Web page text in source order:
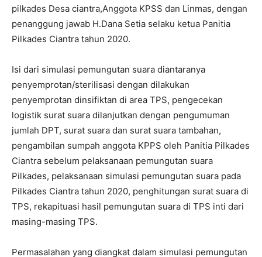
pilkades Desa ciantra,Anggota KPSS dan Linmas, dengan
penanggung jawab H.Dana Setia selaku ketua Panitia
Pilkades Ciantra tahun 2020.
Isi dari simulasi pemungutan suara diantaranya
penyemprotan/sterilisasi dengan dilakukan
penyemprotan dinsifiktan di area TPS, pengecekan
logistik surat suara dilanjutkan dengan pengumuman
jumlah DPT, surat suara dan surat suara tambahan,
pengambilan sumpah anggota KPPS oleh Panitia Pilkades
Ciantra sebelum pelaksanaan pemungutan suara
Pilkades, pelaksanaan simulasi pemungutan suara pada
Pilkades Ciantra tahun 2020, penghitungan surat suara di
TPS, rekapituasi hasil pemungutan suara di TPS inti dari
masing-masing TPS.
Permasalahan yang diangkat dalam simulasi pemungutan